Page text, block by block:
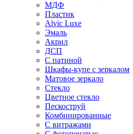
МДФ
Пластик
Alvic Luxe
Эмаль
Акрил
ДСП
С патиной
Шкафы-купе с зеркалом
Матовое зеркало
Стекло
Цветное стекло
Пескоструй
Комбинированные
С витражами